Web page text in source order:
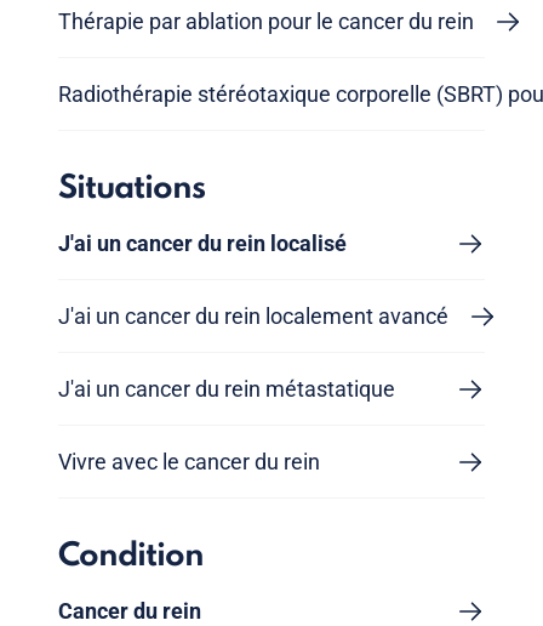
Thérapie par ablation pour le cancer du rein
Radiothérapie stéréotaxique corporelle (SBRT)
Situations
J'ai un cancer du rein localisé
J'ai un cancer du rein localement avancé
J'ai un cancer du rein métastatique
Vivre avec le cancer du rein
Condition
Cancer du rein